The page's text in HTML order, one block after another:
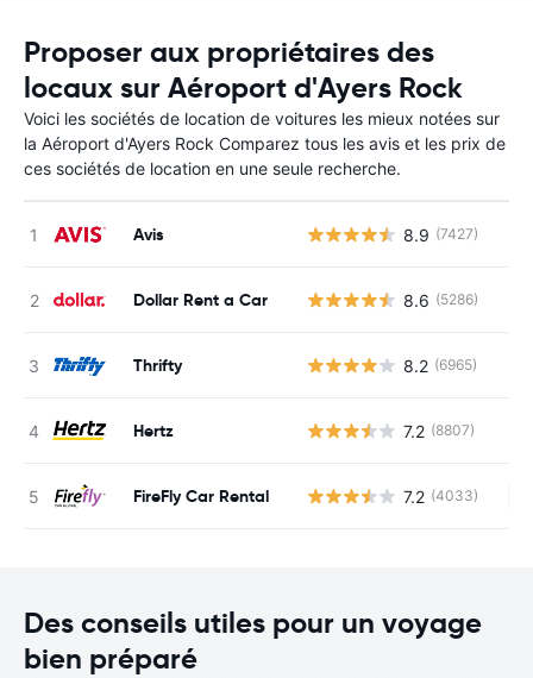
Proposer aux propriétaires des
locaux sur Aéroport d'Ayers Rock
Voici les sociétés de location de voitures les mieux notées sur
la Aéroport d'Ayers Rock Comparez tous les avis et les prix de
ces sociétés de location en une seule recherche.
Avis 8.9 (7427)
Dollar Rent a Car 8.6 (5286)
Thrifty 8.2 (6965)
Hertz 7.2 (8807)
FireFly Car Rental 7.2 (4033)
Des conseils utiles pour un voyage
bien préparé